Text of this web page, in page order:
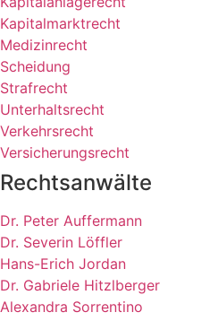
Kapitalmarktrecht
Medizinrecht
Scheidung
Strafrecht
Unterhaltsrecht
Verkehrsrecht
Versicherungsrecht
Rechtsanwälte
Dr. Peter Auffermann
Dr. Severin Löffler
Hans-Erich Jordan
Dr. Gabriele Hitzlberger​
Alexandra Sorrentino​